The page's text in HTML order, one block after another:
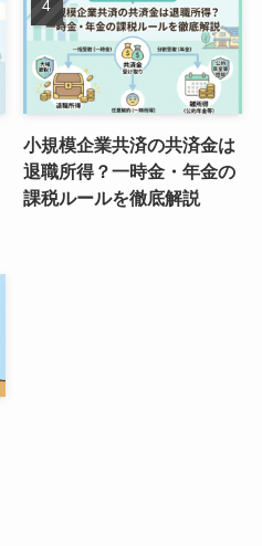
小規模企業共済の共済金は
退職所得？一時金・年金の
課税ルールを徹底解説